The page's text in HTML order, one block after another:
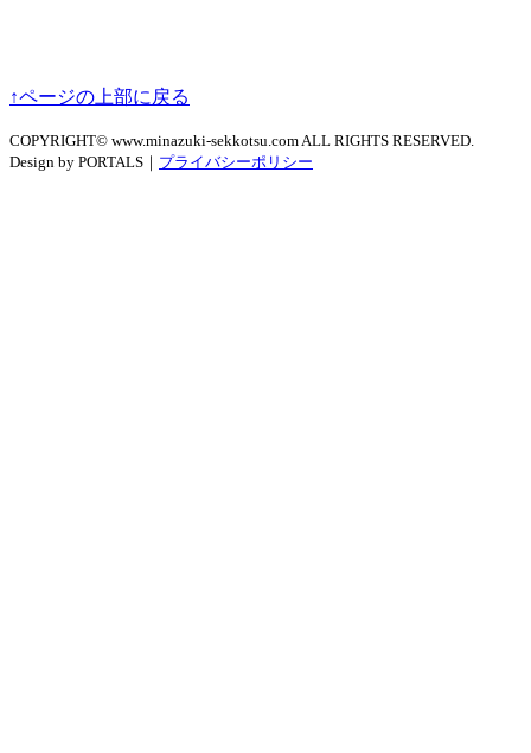
↑ページの上部に戻る
COPYRIGHT© www.minazuki-sekkotsu.com ALL RIGHTS RESERVED.
Design by PORTALS｜ プライバシーポリシー